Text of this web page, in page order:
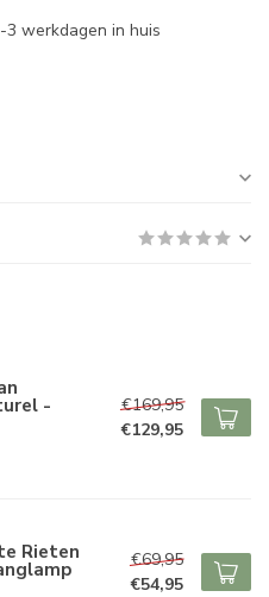
werkdagen in huis
-
€169,95
€129,95
Rieten
€69,95
€54,95